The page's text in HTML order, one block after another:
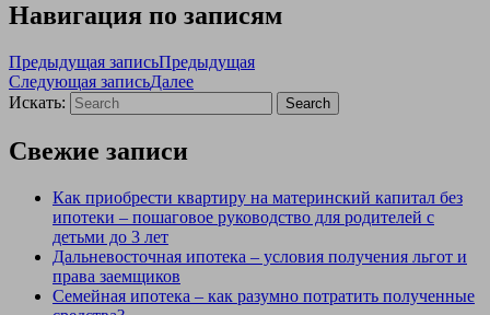
Навигация по записям
Предыдущая записьПредыдущая
Следующая записьДалее
Искать:
Search
Свежие записи
Как приобрести квартиру на материнский капитал без
ипотеки – пошаговое руководство для родителей с
детьми до 3 лет
Дальневосточная ипотека – условия получения льгот и
права заемщиков
Семейная ипотека – как разумно потратить полученные